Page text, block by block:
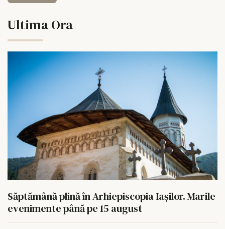
Ultima Ora
Săptămână plină în Arhiepiscopia Iașilor. Marile
evenimente până pe 15 august